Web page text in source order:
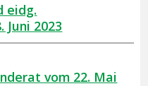
eidg.
Juni 2023
vom 22. Mai